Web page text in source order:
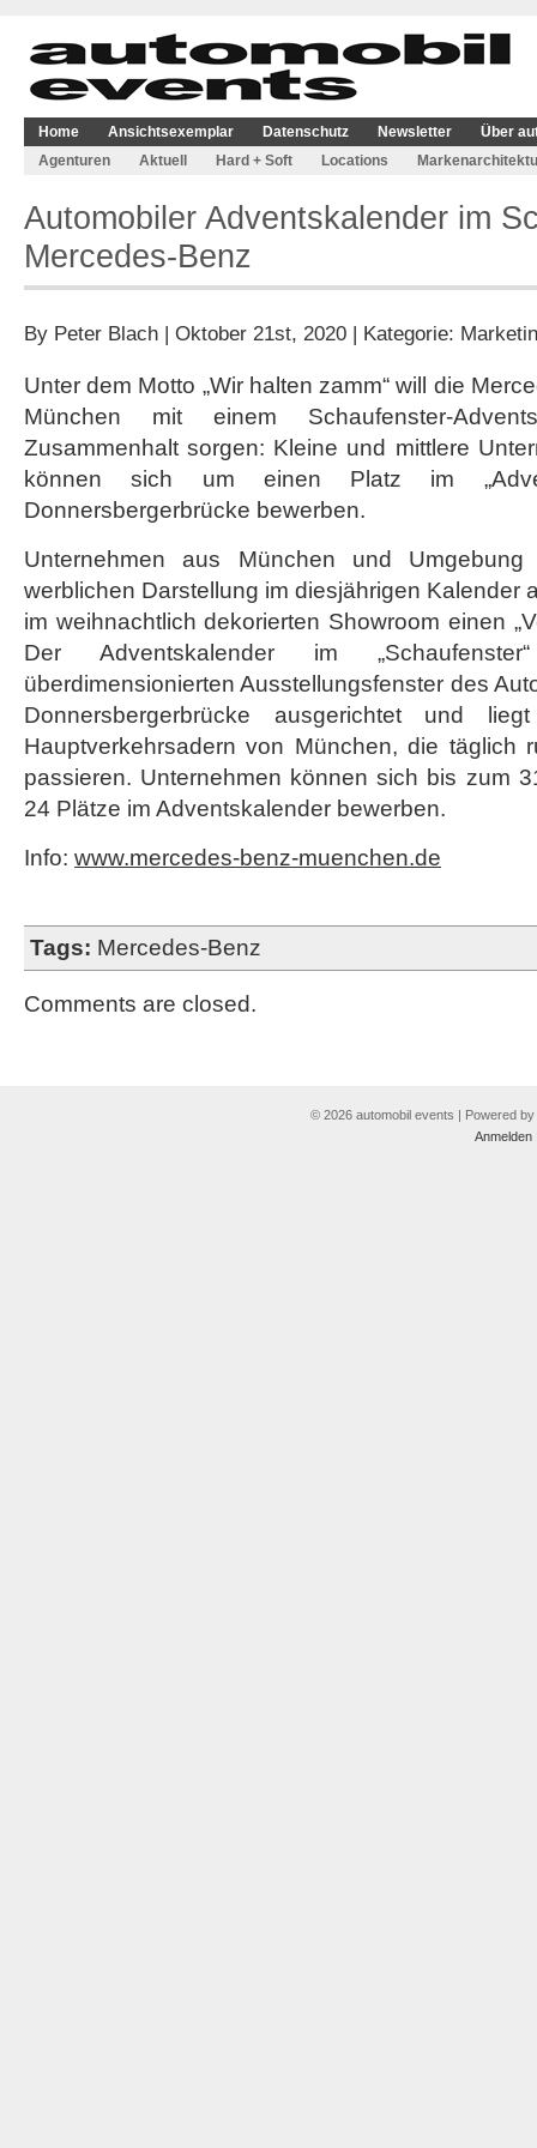
Home Ansichtsexemplar Datenschutz Newsletter
Über
Agenturen
Aktuell Hard + Soft Locations
Automobiler Adventskalender im
Mercedes-Benz
By Peter Blach | Oktober 21st, 2020 | Kategorie:
Unter dem Motto „Wir halten zamm“ will die
München mit einem Schaufenster-
Zusammenhalt sorgen: Kleine und mittlere
können sich um einen Platz im
Donnersbergerbrücke bewerben.
Unternehmen aus München und
werblichen Darstellung im diesjährigen Kalender
im weihnachtlich dekorierten Showroom einen
Der Adventskalender im
überdimensionierten Ausstellungsfenster des
Donnersbergerbrücke ausgerichtet und
Hauptverkehrsadern von München, die täglich
passieren. Unternehmen können sich bis zum
24 Plätze im Adventskalender bewerben.
Info: www.mercedes-benz-muenchen.de
Tags: Mercedes-Benz
Comments are closed.
© 2026 automobil events | Powered by
Anmelden|